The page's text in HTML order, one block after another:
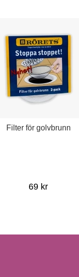
Filter för golvbrunn
69 kr